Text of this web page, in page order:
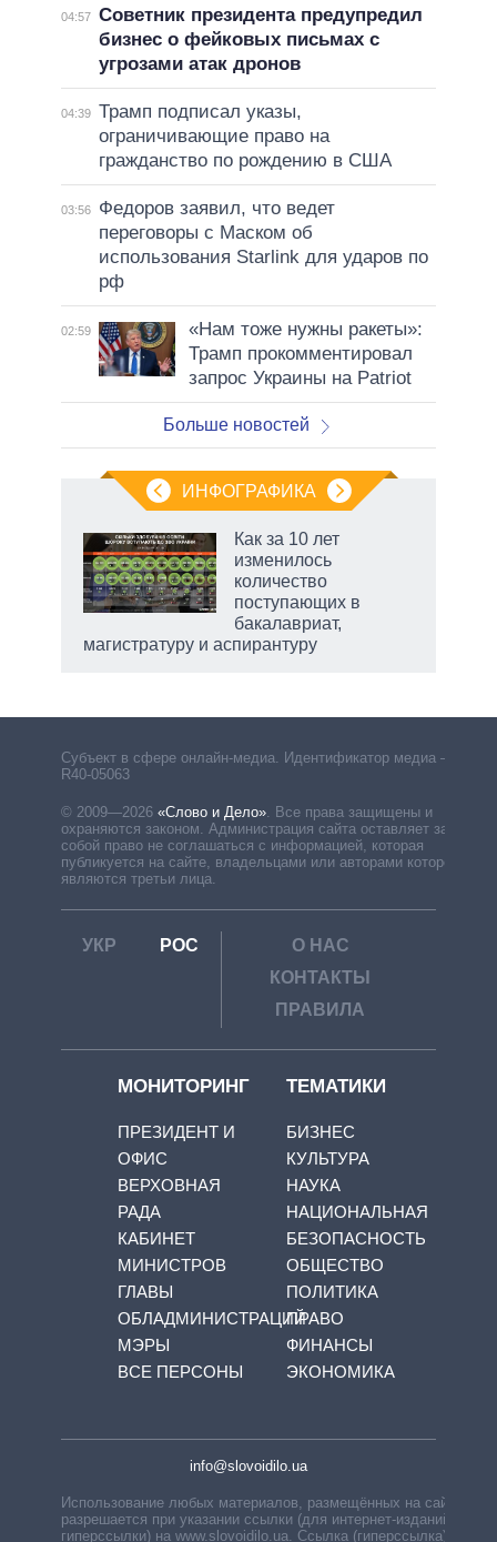
04:57 Советник президента предупредил
бизнес о фейковых письмах с
угрозами атак дронов
04:39 Трамп подписал указы,
ограничивающие право на
гражданство по рождению в США
03:56
Федоров заявил, что ведет
переговоры с Маском об
использования Starlink для ударов по
рф
02:59
«Нам тоже нужны ракеты»:
Трамп прокомментировал
запрос Украины на Patriot
Больше новостей
ИНФОГРАФИКА
Как за 10 лет
изменилось
количество
поступающих в
бакалавриат,
магистратуру и аспирантуру
Субъект в сфере онлайн-медиа. Идентификатор медиа –
R40-05063
© 2009—2026 «Слово и Дело». Все права защищены и
охраняются законом. Администрация сайта оставляет за
собой право не соглашаться с информацией, которая
публикуется на сайте, владельцами или авторами которой
являются третьи лица.
УКР РОС
О НАС
КОНТАКТЫ
ПРАВИЛА
МОНИТОРИНГ
ПРЕЗИДЕНТ И
ОФИС
ВЕРХОВНАЯ
РАДА
КАБИНЕТ
МИНИСТРОВ
ГЛАВЫ
ОБЛАДМИНИСТРАЦИЙ
МЭРЫ
ВСЕ ПЕРСОНЫ
ТЕМАТИКИ
БИЗНЕС
КУЛЬТУРА
НАУКА
НАЦИОНАЛЬНАЯ
БЕЗОПАСНОСТЬ
ОБЩЕСТВО
ПОЛИТИКА
ПРАВО
ФИНАНСЫ
ЭКОНОМИКА
info@slovoidilo.ua
Использование любых материалов, размещённых на сайте,
разрешается при указании ссылки (для интернет-изданий —
гиперссылки) на www.slovoidilo.ua. Ссылка (гиперссылка)